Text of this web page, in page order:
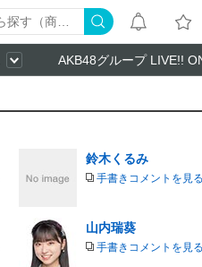
AKB48グループ LIVE!!
鈴木くるみ
手書きコメントを見る
山内瑞葵
手書きコメントを見る